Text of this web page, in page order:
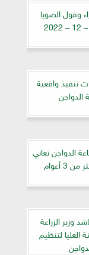
وفول الصويا
تنفيذ واقعية
الدواجن
الدواجن تعاني
أعوام
وزير الزراعة
العليا لتنظيم